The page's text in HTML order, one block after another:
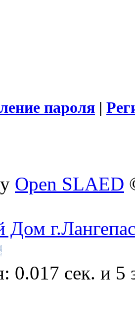
пароля |
Open SLAED
0.017 сек. и 5